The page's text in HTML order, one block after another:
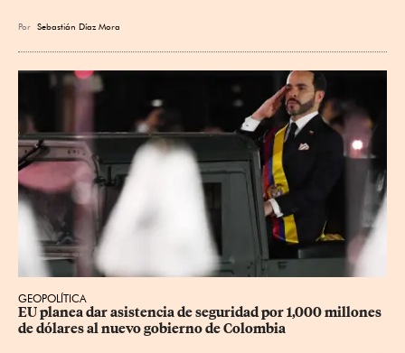
Por Sebastián Díaz Mora
GEOPOLÍTICA
EU planea dar asistencia de seguridad por 1,000 millones
de dólares al nuevo gobierno de Colombia